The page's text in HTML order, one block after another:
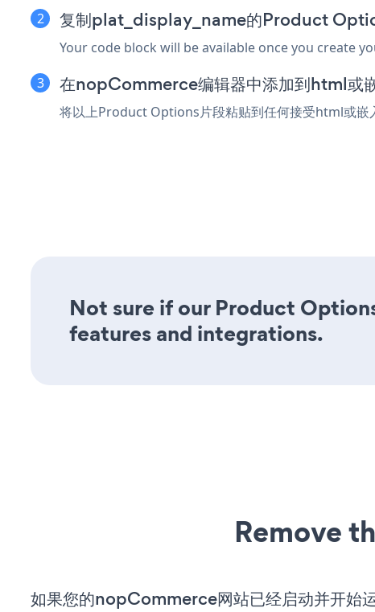
复制plat_display_name的Product
Your code block will be available once you create
在nopCommerce编辑器中添加到html或
将以上Product Options片段粘贴到任何接受html或
Not sure if our Product
features and integrations.
Remove
如果您的nopCommerce网站已经启动并开始